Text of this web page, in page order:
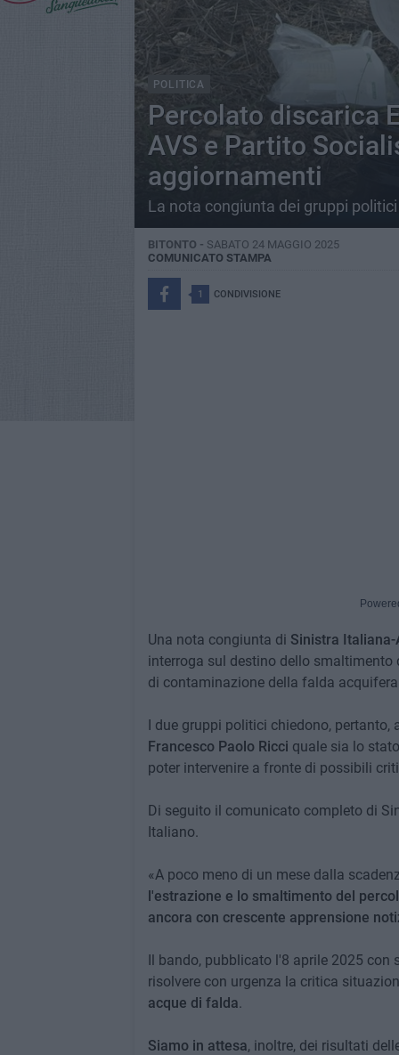
POLITICA
Percolato discarica
AVS e Partito
aggiornamenti
La nota congiunta dei gruppi politici
BITONTO - SABATO 24 MAGGIO 2025
COMUNICATO STAMPA
1 CONDIVISIONE
Una nota congiunta di Sinistra
interroga sul destino dello smaltimento
di contaminazione della falda
I due gruppi politici chiedono,
Francesco Paolo Ricci quale sia lo
poter intervenire a fronte di possibili
Di seguito il comunicato completo di
Italiano.
«A poco meno di un mese dalla
l'estrazione e lo smaltimento del
ancora con crescente apprensione
Il bando, pubblicato l'8 aprile 2025 con
risolvere con urgenza la critica
acque di falda.
Siamo in attesa, inoltre, dei risultati